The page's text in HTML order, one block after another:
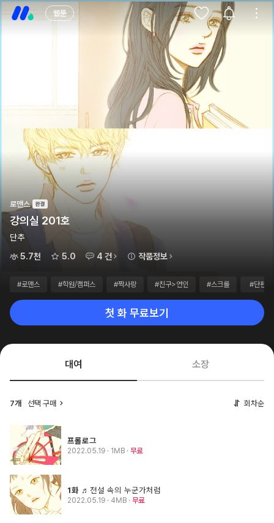
웹툰
로맨스
강의실 201호
단추
5.7천
5.0 4 건 작품정보
#로맨스 #학원/캠퍼스 #짝사랑 #친구>연인 #스크롤 #단편
첫 화 무료보기
대여 소장
7개 선택 구매 회차순
프롤로그
2022.05.19 · 1MB 무료
1화 ♬전설 속의 누군가처럼
2022.05.19 · 4MB 무료